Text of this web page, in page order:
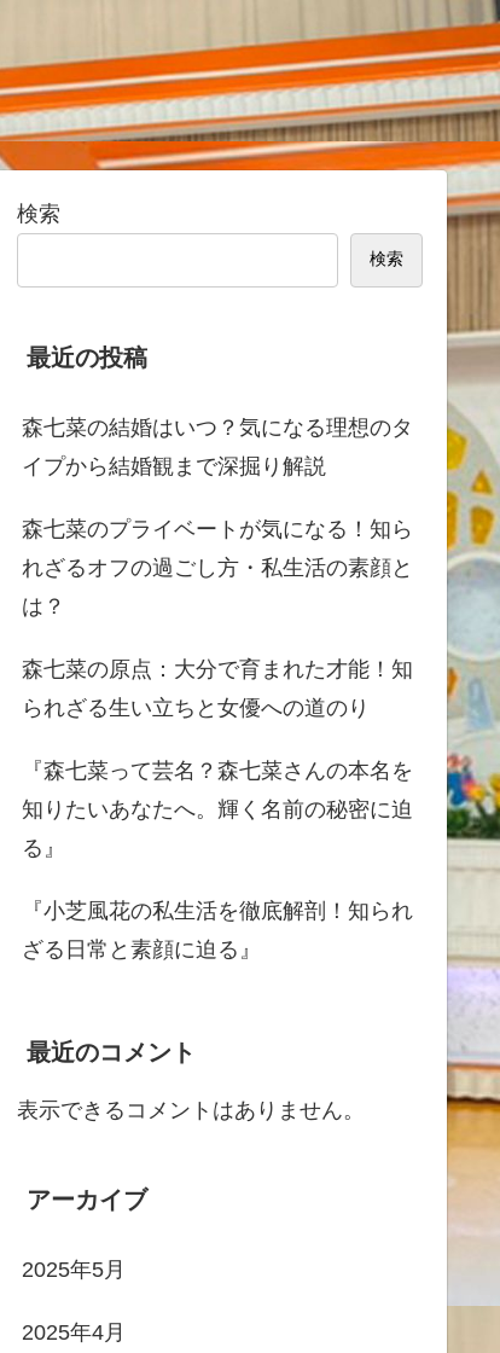
検索
検索
最近の投稿
森七菜の結婚はいつ？気になる理想のタ
イプから結婚観まで深掘り解説
森七菜のプライベートが気になる！知ら
れざるオフの過ごし方・私生活の素顔と
は？
森七菜の原点：大分で育まれた才能！知
られざる生い立ちと女優への道のり
『森七菜って芸名？森七菜さんの本名を
知りたいあなたへ。輝く名前の秘密に迫
る』
『小芝風花の私生活を徹底解剖！知られ
ざる日常と素顔に迫る』
最近のコメント
表示できるコメントはありません。
アーカイブ
2025年5月
2025年4月